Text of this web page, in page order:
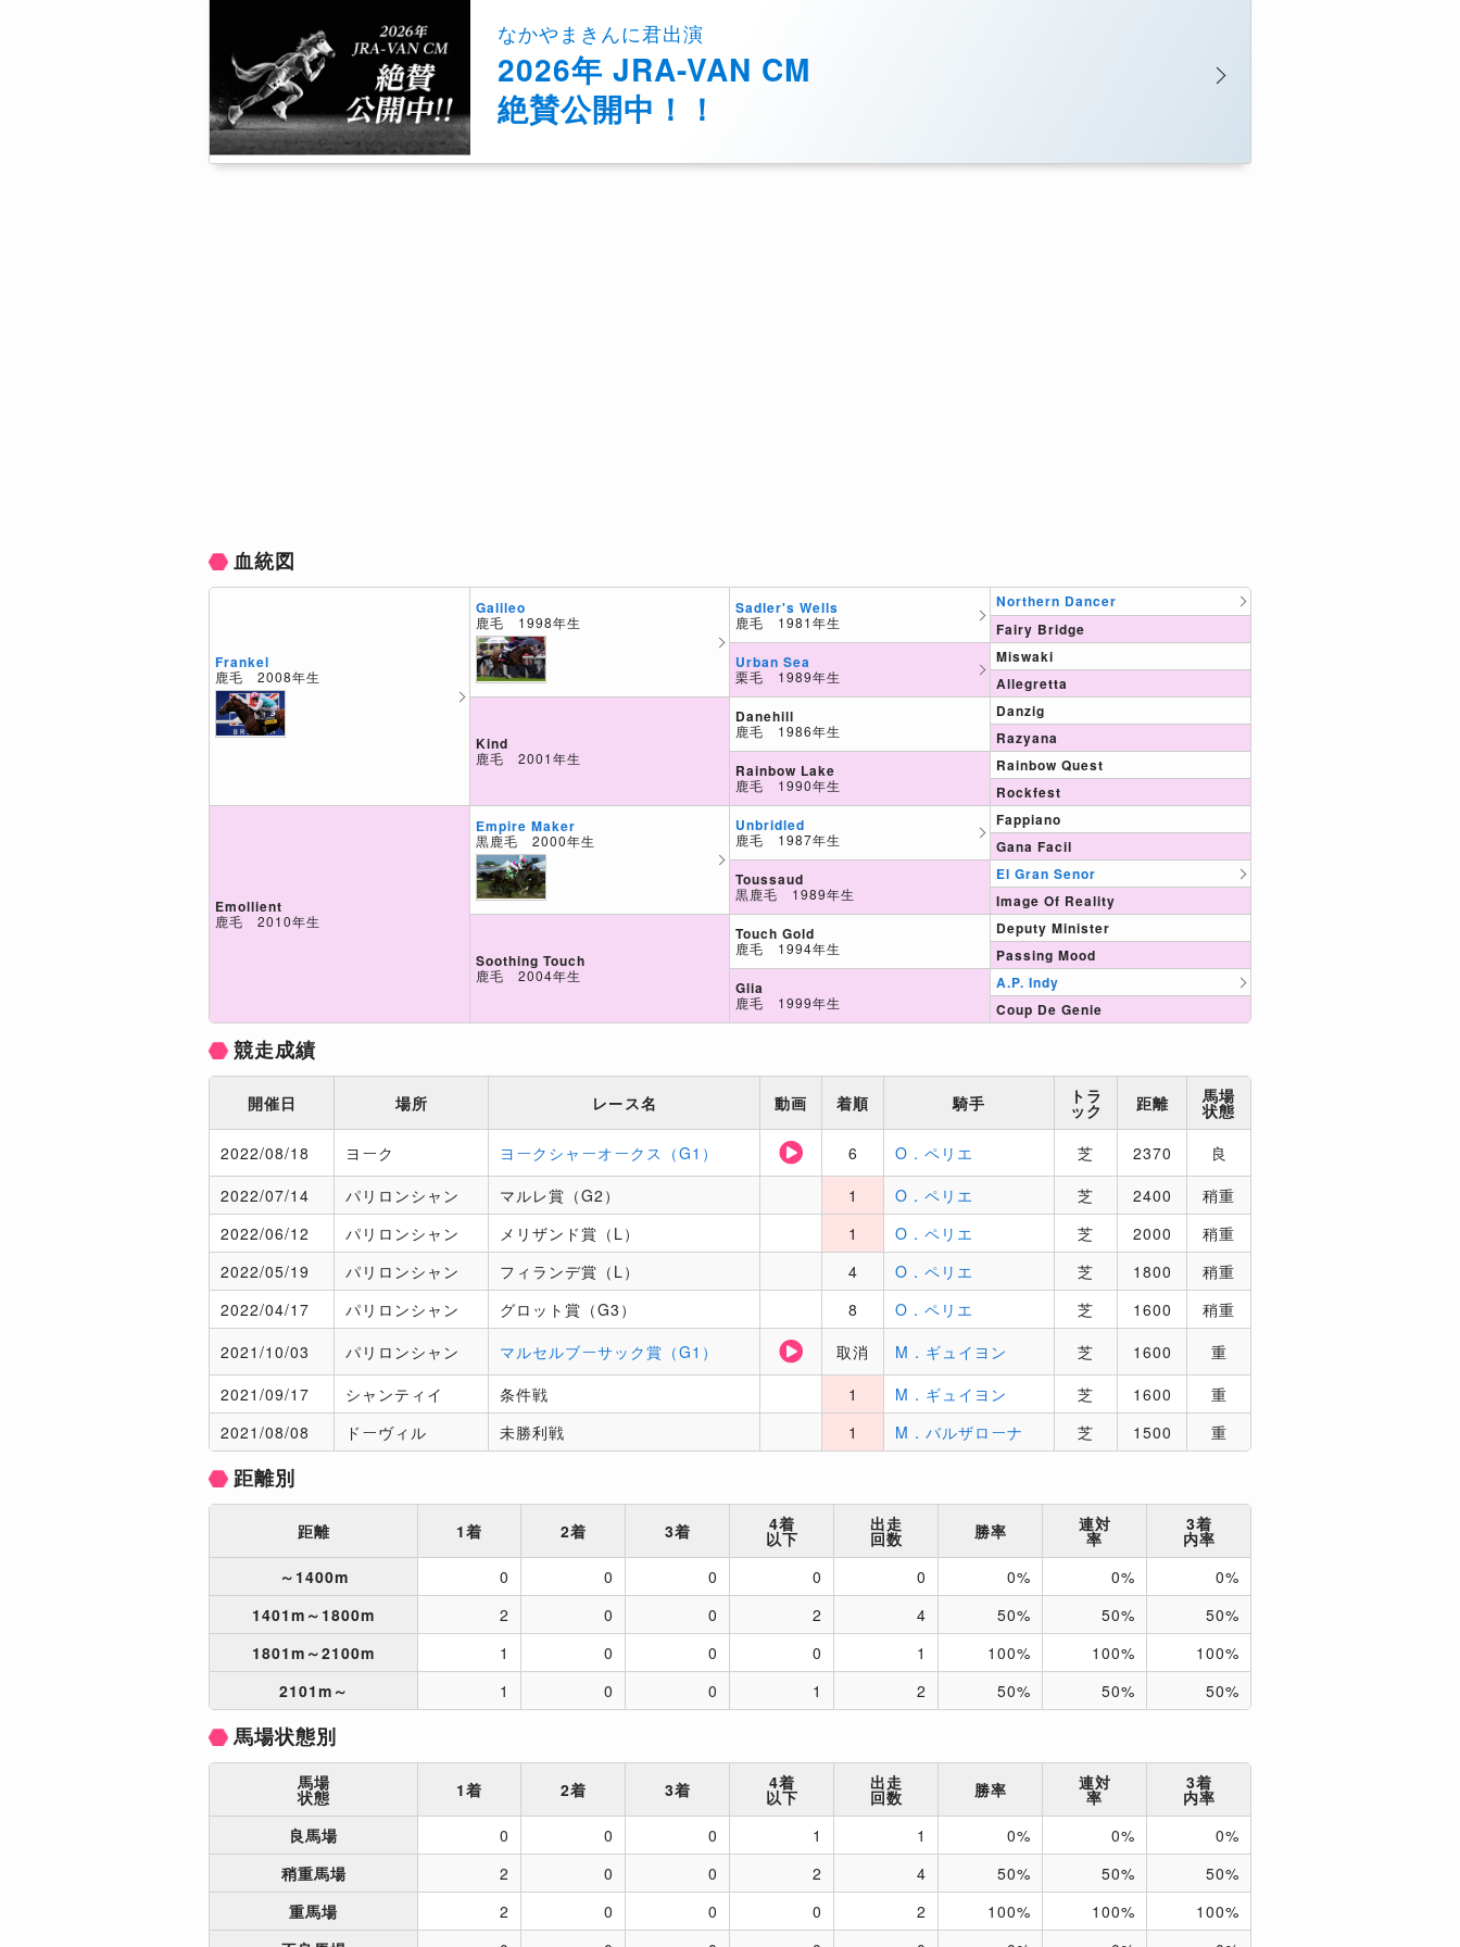
なかやまきんに君出演
2026年 JRA-VAN CM
絶賛公開中！！
血統図
Frankel
鹿毛 2008年生
Emollient
鹿毛 2010年生
Galileo
鹿毛 1998年生
Kind
鹿毛 2001年生
Empire Maker
黒鹿毛 2000年生
Soothing Touch
鹿毛 2004年生
Sadler's Wells
鹿毛 1981年生
Urban Sea
栗毛 1989年生
Danehill
鹿毛 1986年生
Rainbow Lake
鹿毛 1990年生
Unbridled
鹿毛 1987年生
Toussaud
黒鹿毛 1989年生
Touch Gold
鹿毛 1994年生
Glia
鹿毛 1999年生
Northern Dancer
Fairy Bridge
Miswaki
Allegretta
Danzig
Razyana
Rainbow Quest
Rockfest
Fappiano
Gana Facil
El Gran Senor
Image Of Reality
Deputy Minister
Passing Mood
A.P. Indy
Coup De Genie
競走成績
開催日 場所 レース名 動画 着順 騎手 トラ
ック 距離 馬場
状態
2022/08/18 ヨーク ヨークシャーオークス（G1） 6 O．ペリエ 芝 2370
良
2022/07/14 パリロンシャン マルレ賞（G2） 1 O．ペリエ 芝 2400
稍重
2022/06/12 パリロンシャン メリザンド賞（L） 1 O．ペリエ 芝 2000
稍重
2022/05/19 パリロンシャン フィランデ賞（L） 4 O．ペリエ 芝 1800
稍重
2022/04/17 パリロンシャン グロット賞（G3） 8 O．ペリエ 芝 1600
稍重
2021/10/03 パリロンシャン マルセルブーサック賞（G1） 取消 M．ギュイヨン 芝 1600
重
2021/09/17 シャンティイ 条件戦 1 M．ギュイヨン 芝 1600
重
2021/08/08 ドーヴィル 未勝利戦 1 M．バルザローナ 芝 1500 重
距離別
距離 1着 2着 3着 4着
以下
出走
回数 勝率 連対
率
3着
内率
～1400m
0 0 0 0 0 0% 0%
0%
1401m～1800m
2 0 0 2 4 50% 50%
50%
1801m～2100m
1 0 0 0 1 100% 100%
100%
2101m～
1 0 0 1 2 50% 50% 50%
馬場状態別
馬場
状態 1着 2着 3着 4着
以下
出走
回数 勝率 連対
率
3着
内率
良馬場
0 0 0 1 1 0% 0%
0%
稍重馬場
2 0 0 2 4 50% 50%
50%
重馬場
2 0 0 0 2 100% 100%
100%